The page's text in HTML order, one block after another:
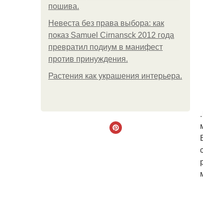
пошива.
Невеста без права выбора: как
показ Samuel Cirnansck 2012 года
превратил подиум в манифест
против принуждения.
Растения как украшения интерьера.